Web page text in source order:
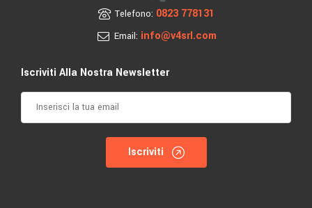
Telefono: 0823 778131
Email: info@v4srl.com
Iscriviti Alla Nostra Newsletter
Iscriviti